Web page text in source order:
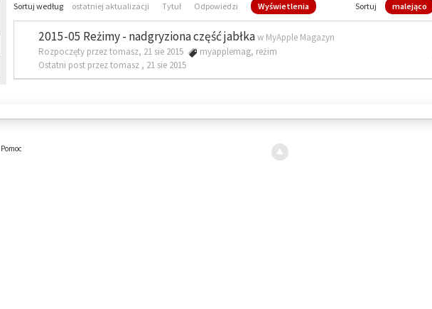
Sortuj według ostatniej aktualizacji Tytuł Odpowiedzi Wyświetlenia Sortuj malejąco
2015-05 Reżimy - nadgryziona część jabłkaw MyApple Magazyn
Rozpoczęty przez tomasz, 21 sie 2015
myapplemag, reżim
Ostatni post przez tomasz , 21 sie 2015
Pomoc